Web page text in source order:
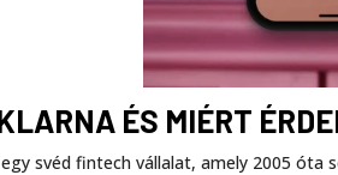
ÉS MIÉRT
svéd fintech vállalat, amely 2005 óta